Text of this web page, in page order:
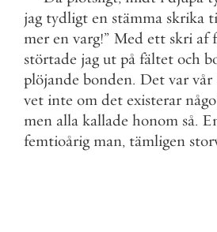
jag tydligt en stämma skrika
mer en varg!” Med ett skri af
störtade jag ut på fältet och
plöjande bonden. Det var vår
vet inte om det existerar
men alla kallade honom så.
femtioårig man, tämligen